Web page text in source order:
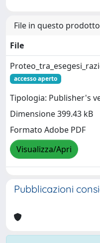
File in questo
File
accesso aperto
Tipologia: Publisher's
Dimensione 399.43 kB
Formato Adobe PDF
Visualizza/Apri
Pubblicazioni